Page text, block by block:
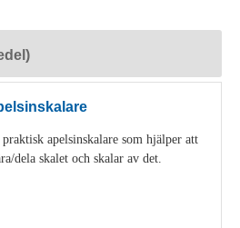
apelsinskalare som hjälper att
dela skalet och skalar av det.